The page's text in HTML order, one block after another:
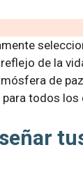
de la
de
todos los